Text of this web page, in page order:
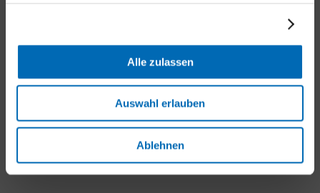
Alle zulassen
Auswahl erlauben
Ablehnen
Balgrist Tec
Balgrist-Stiftung